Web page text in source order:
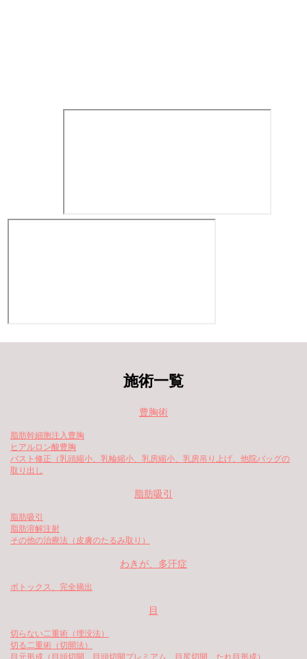
施術一覧
豊胸術
脂肪幹細胞注入豊胸
ヒアルロン酸豊胸
バスト修正（乳頭縮小、乳輪縮小、乳房縮小、乳房吊り上げ、他院バッグの
取り出し
脂肪吸引
脂肪吸引
脂肪溶解注射
その他の治療法（皮膚のたるみ取り）
わきが、多汗症
ボトックス、完全摘出
目
切らない二重術（埋没法）
切る二重術（切開法）
目元形成（目頭切開、目頭切開プレミアム、目尻切開、たれ目形成）